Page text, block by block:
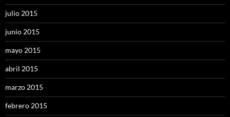
julio 2015
junio 2015
mayo 2015
abril 2015
marzo 2015
febrero 2015